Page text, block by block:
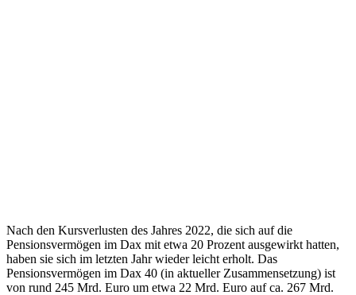
Nach den Kursverlusten des Jahres 2022, die sich auf die
Pensionsvermögen im Dax mit etwa 20 Prozent ausgewirkt hatten,
haben sie sich im letzten Jahr wieder leicht erholt. Das
Pensionsvermögen im Dax 40 (in aktueller Zusammensetzung) ist
von rund 245 Mrd. Euro um etwa 22 Mrd. Euro auf ca. 267 Mrd.